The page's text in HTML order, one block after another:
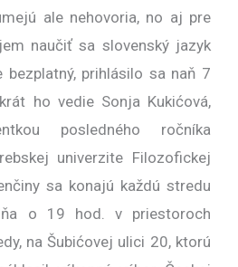
ale nehovoria, no aj pre
naučiť sa slovenský jazyk
bezplatný, prihlásilo sa naň 7
ho vedie Sonja Kukićová,
posledného ročníka
univerzite Filozofickej
sa konajú každú stredu
o 19 hod. v priestoroch
na Šubićovej ulici 20, ktorú